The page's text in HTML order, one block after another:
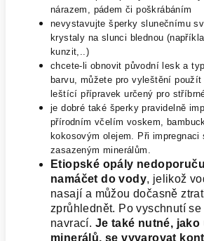
nárazem, pádem či poškrábáním
nevystavujte šperky slunečnímu
krystaly na slunci blednou
kunzit,..)
chcete-li obnovit původní lesk a
barvu, můžete pro vyleštění
leštící přípravek určený pro
je dobré také šperky pravidelně
přírodním včelím voskem,
kokosovým olejem. Při impregnaci
zasazeným minerálům.
Etiopské opály
namáčet do vody, jelikož
nasají a můžou dočasně
zprůhlednět. Po vyschnutí se
navrací. Je také nutné,
minerálů, se vyvarovat